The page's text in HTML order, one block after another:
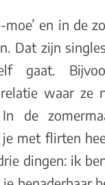
en in de
Dat zijn
waar ze
In de
je met flirten
dingen: ik